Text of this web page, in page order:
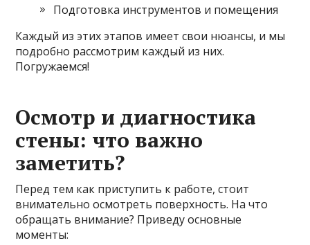
Подготовка инструментов и помещения
Каждый из этих этапов имеет свои нюансы, и мы
подробно рассмотрим каждый из них.
Погружаемся!
Осмотр и диагностика
стены: что важно
заметить?
Перед тем как приступить к работе, стоит
внимательно осмотреть поверхность. На что
обращать внимание? Приведу основные
моменты: